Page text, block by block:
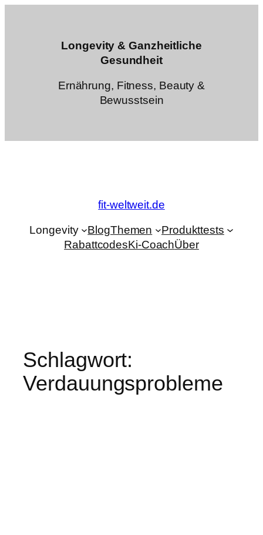
Longevity & Ganzheitliche
Gesundheit
Ernährung, Fitness, Beauty &
Bewusstsein
fit-weltweit.de
Longevity BlogThemen
Produkttests
RabattcodesKi-CoachÜber
Schlagwort:
Verdauungsprobleme